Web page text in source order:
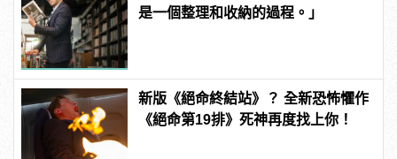
是一個整理和收納的過程。」
新版《絕命終結站》？ 全新恐怖懼作
《絕命第19排》死神再度找上你！